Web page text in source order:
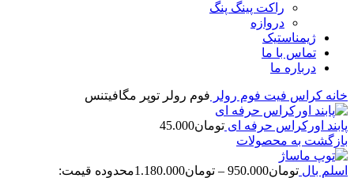
راکت پینگ پنگ
دروازه
ژیمناستیک
تماس با ما
درباره ما
خانه کراس فیت فوم رولر فوم رولر توپر مگافیتنس
پابند اورکراس حرفه ای تومان45.000
بازگشت به محصولات
اسلم بال تومان950.000
– تومان1.180.000محدوده قیمت: